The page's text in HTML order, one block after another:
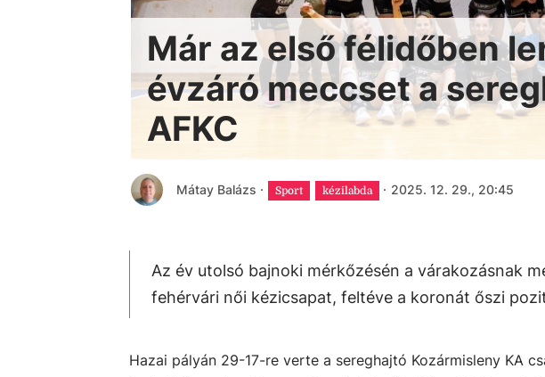
Már az első félidőben
évzáró meccset a
AFKC
Mátay Balázs · Sport kézilabda · 2025. 12. 29., 20:45
Az év utolsó bajnoki mérkőzésén a várakozásnak
fehérvári női kézicsapat, feltéve a koronát őszi
Hazai pályán 29-17-re verte a sereghajtó Kozármisleny KA